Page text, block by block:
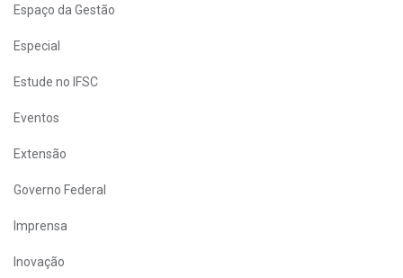
Espaço da Gestão
Especial
Estude no IFSC
Eventos
Extensão
Governo Federal
Imprensa
Inovação